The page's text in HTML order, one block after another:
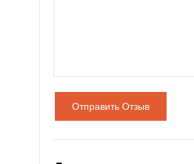
Отправить Отзыв